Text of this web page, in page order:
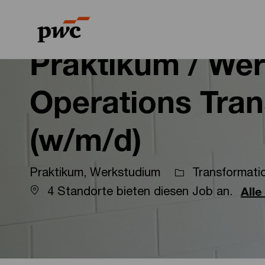
Praktikum /
Operations
(w/m/d)
Praktikum, Werkstudium
4 Standorte bieten diesen Job an.
Alle